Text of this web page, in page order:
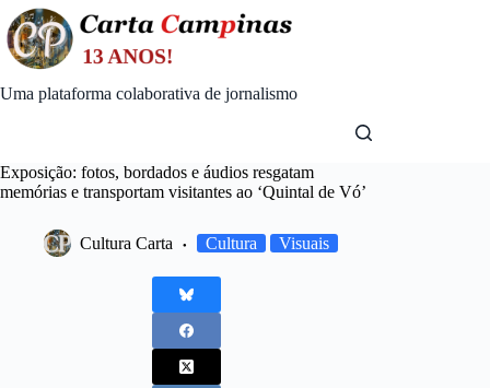
Skip
to
content
Uma plataforma colaborativa de jornalismo
Exposição: fotos, bordados e áudios resgatam
memórias e transportam visitantes ao ‘Quintal de Vó’
Cultura Carta Cultura Visuais